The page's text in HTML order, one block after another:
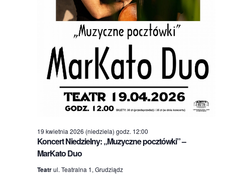
Koncert Niedzielny: „Muzyczne pocztówki” –
MarKato Duo
19 kwietnia 2026 (niedziela) godz. 12:00
Teatrul. Teatralna 1, Grudziądz